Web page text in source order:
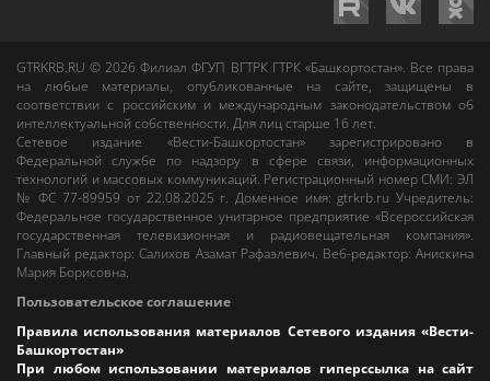
GTRKRB.RU © 2026Филиал ФГУП ВГТРК ГТРК «Башкортостан». Все права
на любые материалы, опубликованные на сайте, защищены в
соответствии с российским и международным законодательством об
интеллектуальной собственности. Для лиц старше 16 лет.
Сетевое издание «Вести-Башкортостан»зарегистрировано в
Федеральной службе по надзору в сфере связи, информационных
технологий и массовых коммуникаций. Регистрационный номер СМИ: ЭЛ
№ ФС 77-89959 от 22.08.2025 г. Доменное имя:gtrkrb.ru Учредитель:
Федеральное государственное унитарное предприятие «Всероссийская
государственная телевизионная и радиовещательная компания».
Главный редактор:Салихов Азамат Рафаэлевич. Веб-редактор:Анискина
Мария Борисовна.
Пользовательское соглашение
Правила использования материалов Сетевого издания «Вести-
Башкортостан»
При любом использовании материалов гиперссылка на сайт